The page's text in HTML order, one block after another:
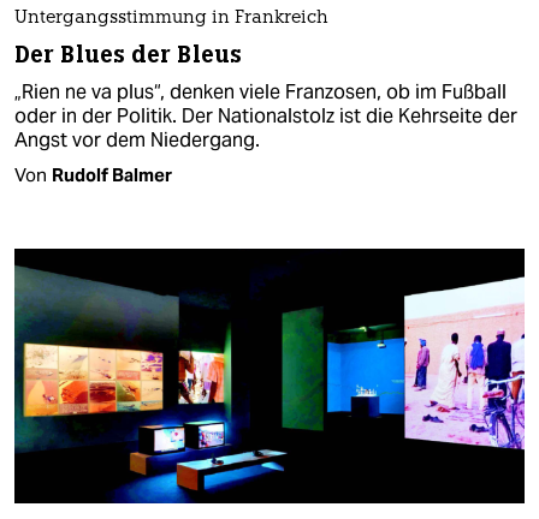
Untergangsstimmung in Frankreich
Der Blues der Bleus
„Rien ne va plus“, denken viele Franzosen, ob im Fußball
oder in der Politik. Der Nationalstolz ist die Kehrseite der
Angst vor dem Niedergang.
Von Rudolf Balmer